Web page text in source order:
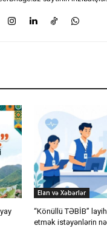
Elan və Xəbərlər
“Könüllü TƏBİB”
etmək istəyənlərin